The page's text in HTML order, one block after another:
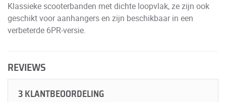
Klassieke scooterbanden met dichte loopvlak, ze zijn ook
geschikt voor aanhangers en zijn beschikbaar in een
verbeterde 6PR-versie.
REVIEWS
3 KLANTBEOORDELING